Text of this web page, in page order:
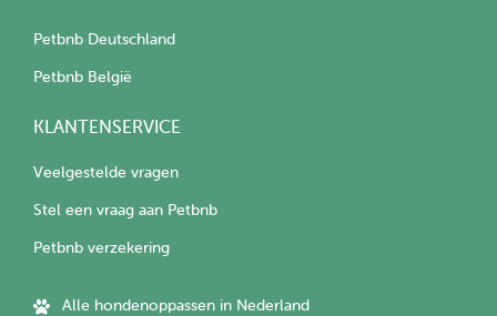
Petbnb Deutschland
Petbnb België
KLANTENSERVICE
Veelgestelde vragen
Stel een vraag aan Petbnb
Petbnb verzekering
Alle hondenoppassen in Nederland